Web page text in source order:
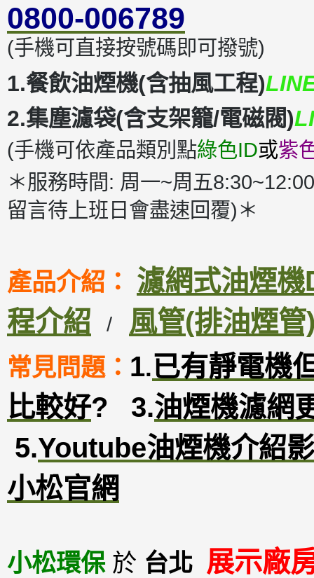
0800-006789
(手機可直接按號碼即可撥號)
1.餐飲油煙機(含抽風工程)
2.集塵濾袋(含支架籠/電磁閥)
(手機可依產品類別點綠色ID或紫
＊服務時間: 周一~周五
留言待上班日會盡速回覆)＊
產品介紹： 濾網式油煙
程介紹
/ 風管(排油煙管
常見問題： 1.已有靜電機
比較好? 3.油煙機濾網
5.Youtube油煙機介紹
小松官網
小松環保 於 台北 展示廠